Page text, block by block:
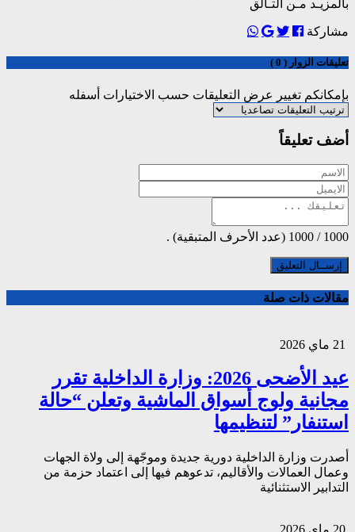
بالمزيـد مـن التـألق
مشاركة
تعليقات الزوار ( 0 )
بإمكانكم تغيير عرض التعليقات حسب الاختيارات أسفله
أضف تعليقاً
1000
/
1000 (عدد الأحرف المتبقية) .
مقالات ذات صلة
عيد الأضحى 2026: وزارة الداخلية تقرر
مجانية ولوج أسواق الماشية وتعلن “حالة
استنفار” لتنظيمها
أصدرت وزارة الداخلية دورية جديدة وموجّهة إلى ولاة الجهات
وعمال العمالات والأقاليم، تدعوهم فيها إلى اعتماد حزمة من
التدابير الاستثنائية